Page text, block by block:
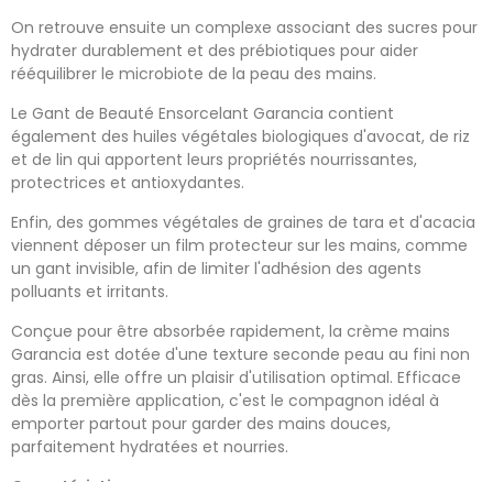
On retrouve ensuite un complexe associant des sucres pour
hydrater durablement et des prébiotiques pour aider
rééquilibrer le microbiote de la peau des mains.
Le Gant de Beauté Ensorcelant Garancia contient
également des huiles végétales biologiques d'avocat, de riz
et de lin qui apportent leurs propriétés nourrissantes,
protectrices et antioxydantes.
Enfin, des gommes végétales de graines de tara et d'acacia
viennent déposer un film protecteur sur les mains, comme
un gant invisible, afin de limiter l'adhésion des agents
polluants et irritants.
Conçue pour être absorbée rapidement, la crème mains
Garancia est dotée d'une texture seconde peau au fini non
gras. Ainsi, elle offre un plaisir d'utilisation optimal. Efficace
dès la première application, c'est le compagnon idéal à
emporter partout pour garder des mains douces,
parfaitement hydratées et nourries.